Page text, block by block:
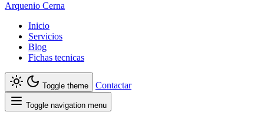
Arquenio Cerna
Inicio
Servicios
Blog
Fichas tecnicas
Toggle theme Contactar
Toggle navigation menu